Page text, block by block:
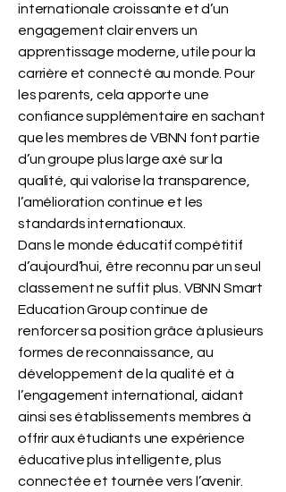
internationale croissante et d’un
engagement clair envers un
apprentissage moderne, utile pour la
carrière et connecté au monde. Pour
les parents, cela apporte une
confiance supplémentaire en sachant
que les membres de VBNN font partie
d’un groupe plus large axé sur la
qualité, qui valorise la transparence,
l’amélioration continue et les
standards internationaux.
Dans le monde éducatif compétitif
d’aujourd’hui, être reconnu par un seul
classement ne suffit plus. VBNN Smart
Education Group continue de
renforcer sa position grâce à plusieurs
formes de reconnaissance, au
développement de la qualité et à
l’engagement international, aidant
ainsi ses établissements membres à
offrir aux étudiants une expérience
éducative plus intelligente, plus
connectée et tournée vers l’avenir.